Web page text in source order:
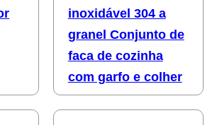
inoxidável 304 a
granel Conjunto de
faca de cozinha
com garfo e colher